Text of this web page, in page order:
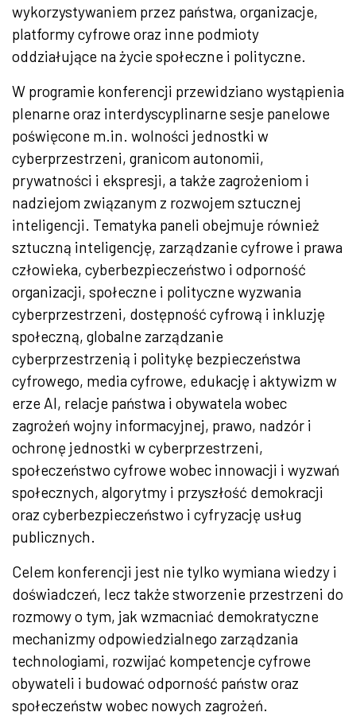
wykorzystywaniem przez państwa, organizacje,
platformy cyfrowe oraz inne podmioty
oddziałujące na życie społeczne i polityczne.
W programie konferencji przewidziano wystąpienia
plenarne oraz interdyscyplinarne sesje panelowe
poświęcone m.in. wolności jednostki w
cyberprzestrzeni, granicom autonomii,
prywatności i ekspresji, a także zagrożeniom i
nadziejom związanym z rozwojem sztucznej
inteligencji. Tematyka paneli obejmuje również
sztuczną inteligencję, zarządzanie cyfrowe i prawa
człowieka, cyberbezpieczeństwo i odporność
organizacji, społeczne i polityczne wyzwania
cyberprzestrzeni, dostępność cyfrową i inkluzję
społeczną, globalne zarządzanie
cyberprzestrzenią i politykę bezpieczeństwa
cyfrowego, media cyfrowe, edukację i aktywizm w
erze AI, relacje państwa i obywatela wobec
zagrożeń wojny informacyjnej, prawo, nadzór i
ochronę jednostki w cyberprzestrzeni,
społeczeństwo cyfrowe wobec innowacji i wyzwań
społecznych, algorytmy i przyszłość demokracji
oraz cyberbezpieczeństwo i cyfryzację usług
publicznych.
Celem konferencji jest nie tylko wymiana wiedzy i
doświadczeń, lecz także stworzenie przestrzeni do
rozmowy o tym, jak wzmacniać demokratyczne
mechanizmy odpowiedzialnego zarządzania
technologiami, rozwijać kompetencje cyfrowe
obywateli i budować odporność państw oraz
społeczeństw wobec nowych zagrożeń.